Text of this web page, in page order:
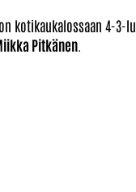
kotikaukalossaan 4-3-
Pitkänen